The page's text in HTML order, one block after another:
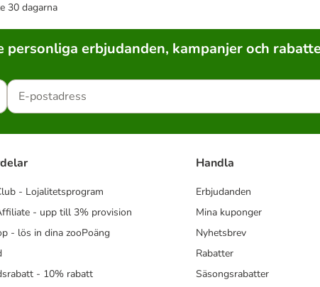
30 dagarna
personliga erbjudanden, kampanjer och
- Lojalitetsprogram
- upp till 3% provision
- lös in dina zooPoäng
- 10% rabatt
Handla
Erbjudanden
Mina kuponger
Nyhetsbrev
Rabatter
Säsongsrabatter